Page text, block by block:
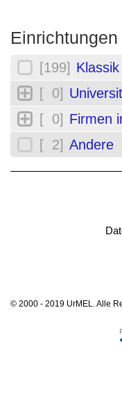
Einrichtungen
[199]
[ 0]
[ 0] Firmen
[ 2] Andere
© 2000 - 2019 UrMEL. Alle